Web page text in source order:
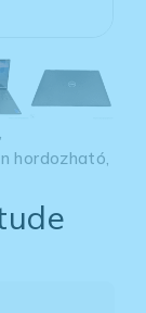
,
hordozható,